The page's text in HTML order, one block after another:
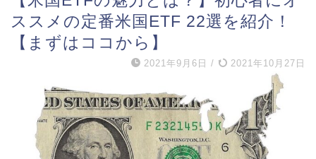
ススメの定番米国ETF 22選を紹介！
【まずはココから】
2021年9月6日 / 2021年10月27日